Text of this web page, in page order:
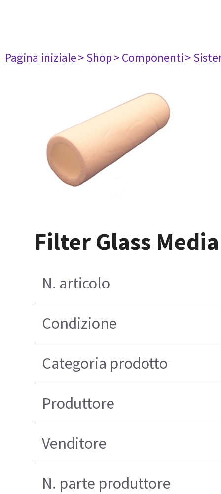
Pagina iniziale> Shop> Componenti>
Filter Glass
N. articolo
Condizione
Categoria prodotto
Produttore
Venditore
N. parte produttore